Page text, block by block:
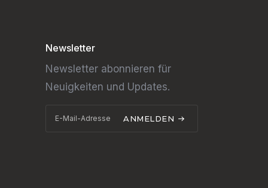
Newsletter
Newsletter abonnieren für
Neuigkeiten und Updates.
ANMELDEN